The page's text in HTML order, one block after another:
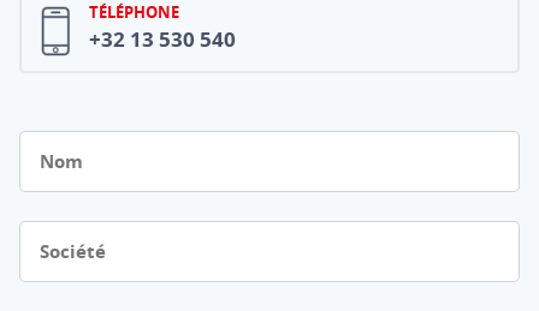
TÉLÉPHONE
+32 13 530 540